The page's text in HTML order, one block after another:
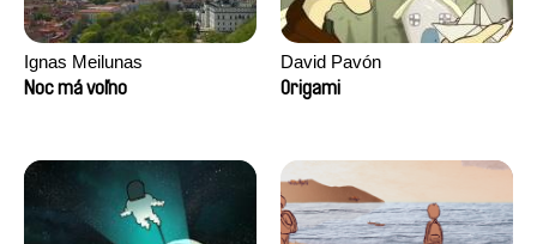
Ignas Meilunas
Noc má voľno
David Pavón
Origami